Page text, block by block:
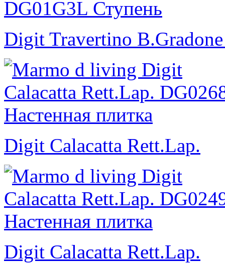
Digit Travertino
Digit Calacatta Rett.Lap.
Digit Calacatta Rett.Lap.